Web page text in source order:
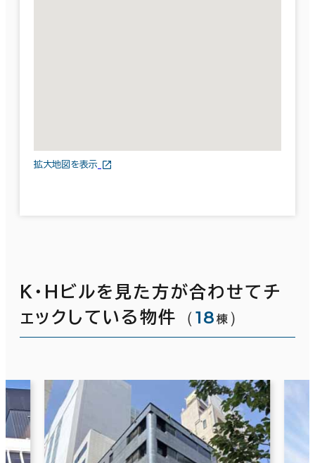
拡大地図を表示
Ｋ・Ｈビルを見た方が合わせてチ
ェックしている物件
（18 棟 ）